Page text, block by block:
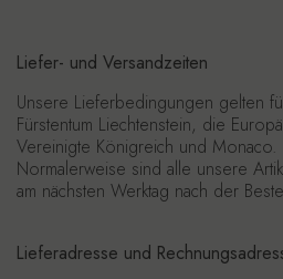
Liefer- und Versandzeiten
Unsere Lieferbedingungen gelten
Fürstentum Liechtenstein, die
Vereinigte Königreich und Monaco.
Normalerweise sind alle unsere
am nächsten Werktag nach der
Lieferadresse und